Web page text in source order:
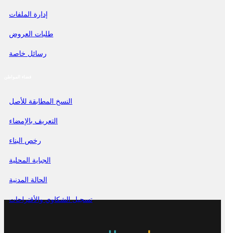
إدارة الملفات
طلبات العروض
رسائل خاصة
النسخ المطابقة للأصل
التعريف بالإمضاء
رخص البناء
الجباية المحلية
الحالة المدنية
تسجيل الشكاوي والأقتراحات